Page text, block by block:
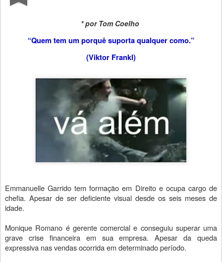
* por Tom Coelho
“Quem tem um porquê suporta qualquer como.”
(Viktor Frankl)
Emmanuelle Garrido tem formação em Direito e ocupa cargo de
chefia. Apesar de ser deficiente visual desde os seis meses de
idade.
Monique Romano é gerente comercial e conseguiu superar uma
grave crise financeira em sua empresa. Apesar da queda
expressiva nas vendas ocorrida em determinado período.